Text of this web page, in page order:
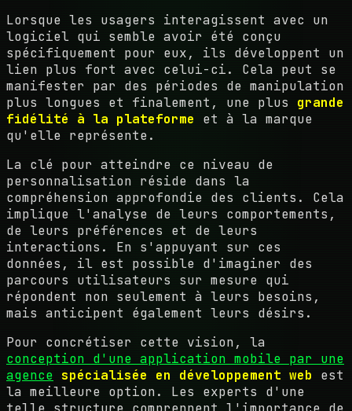
Lorsque les usagers interagissent avec un
logiciel qui semble avoir été conçu
spécifiquement pour eux, ils développent un
lien plus fort avec celui-ci. Cela peut se
manifester par des périodes de manipulation
plus longues et finalement, une plus grande
fidélité à la plateforme et à la marque
qu'elle représente.
La clé pour atteindre ce niveau de
personnalisation réside dans la
compréhension approfondie des clients. Cela
implique l'analyse de leurs comportements,
de leurs préférences et de leurs
interactions. En s'appuyant sur ces
données, il est possible d'imaginer des
parcours utilisateurs sur mesure qui
répondent non seulement à leurs besoins,
mais anticipent également leurs désirs.
Pour concrétiser cette vision, la
conception d'une application mobile par une
agence spécialisée en développement web est
la meilleure option. Les experts d'une